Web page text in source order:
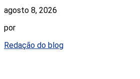
agosto 8, 2026
por
Redação do blog